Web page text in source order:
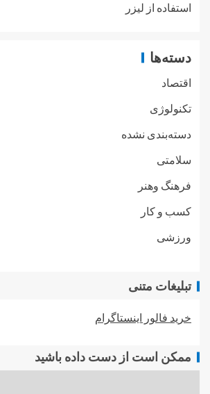
استفاده از لیزر
دسته‌ها
اقتصاد
تکنولوژی
دسته‌بندی نشده
سلامتی
فرهنگ وهنر
کسب و کار
ورزشی
تبلیغات متنی
خرید فالور اینستاگرام
ممکن است از دست داده باشید